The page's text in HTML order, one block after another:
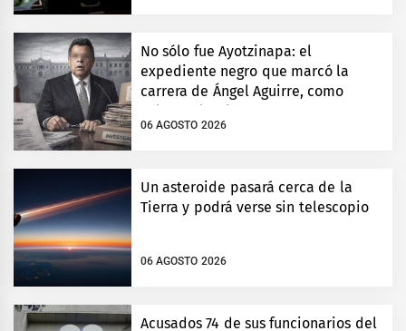
No sólo fue Ayotzinapa: el
expediente negro que marcó la
carrera de Ángel Aguirre, como
gobernador de Guerrero
06 AGOSTO 2026
Un asteroide pasará cerca de la
Tierra y podrá verse sin telescopio
06 AGOSTO 2026
Acusados 74 de sus funcionarios del